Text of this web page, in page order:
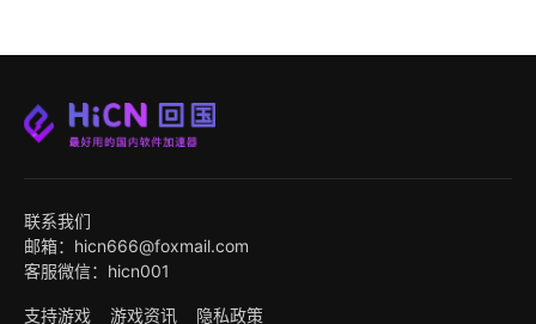
联系我们
邮箱：hicn666@foxmail.com
客服微信：hicn001
支持游戏 游戏资讯 隐私政策